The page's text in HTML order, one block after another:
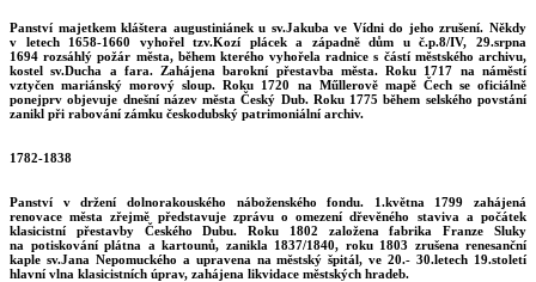
Panství majetkem kláštera augustiniánek u sv.Jakuba ve Vídni do jeho zrušení. Někdy
v letech 1658-1660 vyhořel tzv.Kozí plácek a západně dům u č.p.8/IV, 29.srpna
1694 rozsáhlý požár města, během kterého vyhořela radnice s částí městského archivu,
kostel sv.Ducha a fara. Zahájena barokní přestavba města. Roku 1717 na náměstí
vztyčen mariánský morový sloup. Roku 1720 na Műllerově mapě Čech se oficiálně
ponejprv objevuje dnešní název města Český Dub. Roku 1775 během selského povstání
zanikl při rabování zámku českodubský patrimoniální archiv.
1782-1838
Panství v držení dolnorakouského náboženského fondu. 1.května 1799 zahájená
renovace města zřejmě představuje zprávu o omezení dřevěného staviva a počátek
klasicistní přestavby Českého Dubu. Roku 1802 založena fabrika Franze Sluky
na potiskování plátna a kartounů, zanikla 1837/1840, roku 1803 zrušena renesanční
kaple sv.Jana Nepomuckého a upravena na městský špitál, ve 20.- 30.letech 19.století
hlavní vlna klasicistních úprav, zahájena likvidace městských hradeb.